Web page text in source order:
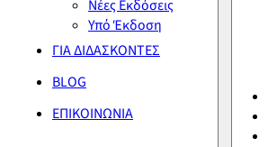
Νέες Εκδόσεις
Υπό Έκδοση
ΓΙΑ ΔΙΔΑΣΚΟΝΤΕΣ
BLOG
ΕΠΙΚΟΙΝΩΝΙΑ